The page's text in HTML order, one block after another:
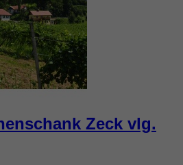
Zeck vlg.